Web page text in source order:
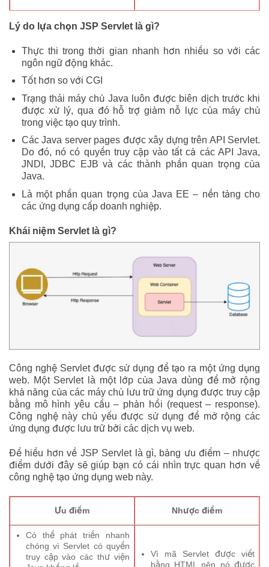
Lý do lựa chọn JSP Servlet là gì?
Thực thi trong thời gian nhanh hơn nhiều so với các
ngôn ngữ động khác.
Tốt hơn so với CGI
Trạng thái máy chủ Java luôn được biên dịch trước khi
được xử lý, qua đó hỗ trợ giảm nỗ lực của máy chủ
trong việc tạo quy trình.
Các Java server pages được xây dựng trên API Servlet.
Do đó, nó có quyền truy cập vào tất cả các API Java,
JNDI, JDBC EJB và các thành phần quan trọng của
Java.
Là một phần quan trọng của Java EE – nền tảng cho
các ứng dụng cấp doanh nghiệp.
Khái niệm Servlet là gì?
Công nghệ Servlet được sử dụng để tạo ra một ứng dụng
web. Một Servlet là một lớp của Java dùng để mở rộng
khả năng của các máy chủ lưu trữ ứng dụng được truy cập
bằng mô hình yêu cầu – phản hồi (request – response).
Công nghệ này chủ yếu được sử dụng để mở rộng các
ứng dụng được lưu trữ bởi các dịch vụ web.
Để hiểu hơn về JSP Servlet là gì, bảng ưu điểm – nhược
điểm dưới đây sẽ giúp bạn có cái nhìn trực quan hơn về
công nghệ tạo ứng dụng web này.
Ưu điểm Nhược điểm
Có thể phát triển nhanh
chóng vì Servlet có quyền
truy cập vào các thư viện
Vì mã Servlet được viết
bằng HTML nên nó được